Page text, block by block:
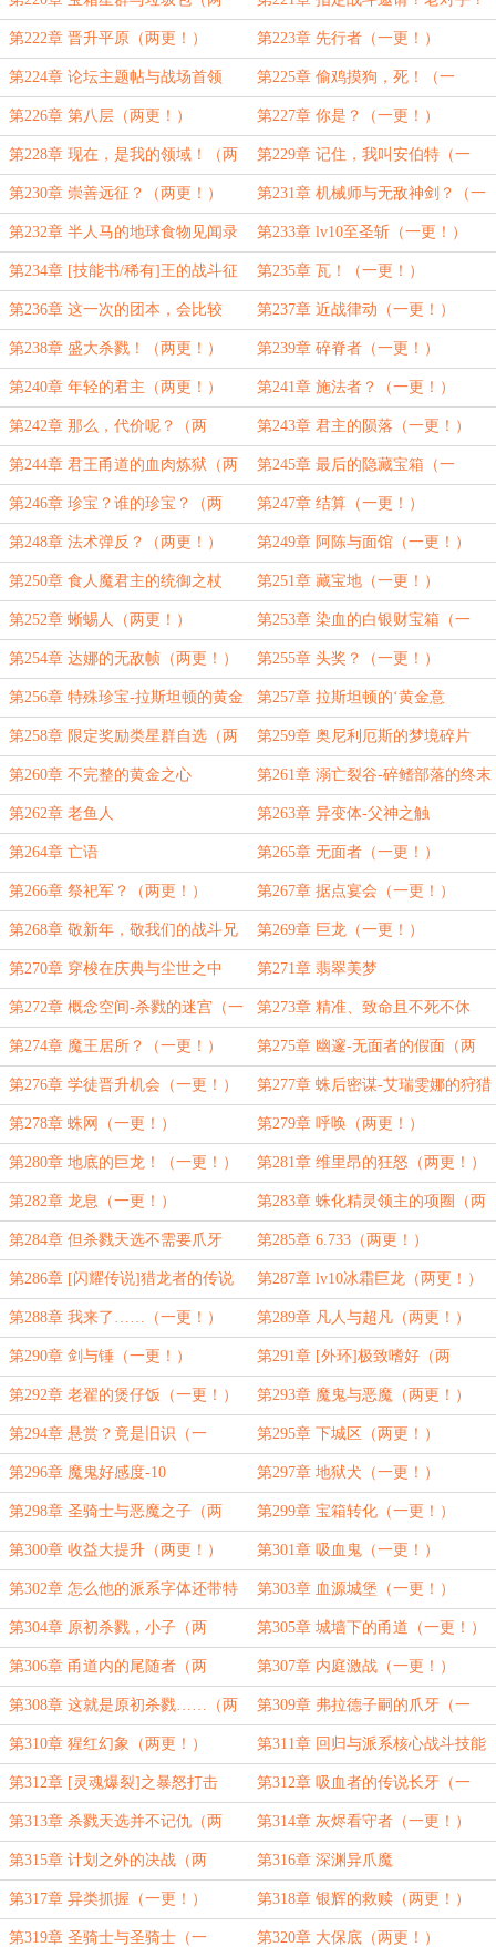
更！） （一更！）
第222章 晋升平原（两更！） 第223章 先行者（一更！）
第224章 论坛主题帖与战场首领
（两更！）
第225章 偷鸡摸狗，死！（一
更！）
第226章 第八层（两更！） 第227章 你是？（一更！）
第228章 现在，是我的领域！（两
更！）
第229章 记住，我叫安伯特（一
更！）
第230章 崇善远征？（两更！） 第231章 机械师与无敌神剑？（一
更！）
第232章 半人马的地球食物见闻录
（两更！）
第233章 lv10至圣斩（一更！）
第234章 [技能书/稀有]王的战斗征
召（两更！）
第235章 瓦！（一更！）
第236章 这一次的团本，会比较
——拥挤……（两更！）
第237章 近战律动（一更！）
第238章 盛大杀戮！（两更！） 第239章 碎脊者（一更！）
第240章 年轻的君主（两更！） 第241章 施法者？（一更！）
第242章 那么，代价呢？（两
更！）
第243章 君主的陨落（一更！）
第244章 君王甬道的血肉炼狱（两
更！）
第245章 最后的隐藏宝箱（一
更！）
第246章 珍宝？谁的珍宝？（两
更！）
第247章 结算（一更！）
第248章 法术弹反？（两更！） 第249章 阿陈与面馆（一更！）
第250章 食人魔君主的统御之杖
（两更！）
第251章 藏宝地（一更！）
第252章 蜥蜴人（两更！） 第253章 染血的白银财宝箱（一
更！）
第254章 达娜的无敌帧（两更！） 第255章 头奖？（一更！）
第256章 特殊珍宝-拉斯坦顿的黄金
之心(两更！)
第257章 拉斯坦顿的‘黄金意
志’（一更！）
第258章 限定奖励类星群自选（两
更！）
第259章 奥尼利厄斯的梦境碎片
第260章 不完整的黄金之心 第261章 溺亡裂谷-碎鳍部落的终末
祭礼
第262章 老鱼人 第263章 异变体-父神之触
第264章 亡语 第265章 无面者（一更！）
第266章 祭祀军？（两更！） 第267章 据点宴会（一更！）
第268章 敬新年，敬我们的战斗兄
弟（两更！）
第269章 巨龙（一更！）
第270章 穿梭在庆典与尘世之中
（两更！）
第271章 翡翠美梦
第272章 概念空间-杀戮的迷宫（一
更！）
第273章 精准、致命且不死不休
（两更！）
第274章 魔王居所？（一更！） 第275章 幽邃-无面者的假面（两
更！）
第276章 学徒晋升机会（一更！） 第277章 蛛后密谋-艾瑞雯娜的狩猎
剧场（两更！）
第278章 蛛网（一更！） 第279章 呼唤（两更！）
第280章 地底的巨龙！（一更！） 第281章 维里昂的狂怒（两更！）
第282章 龙息（一更！） 第283章 蛛化精灵领主的项圈（两
更！）
第284章 但杀戮天选不需要爪牙
（一更！）
第285章 6.733（两更！）
第286章 [闪耀传说]猎龙者的传说
战斧（一更！）
第287章 lv10冰霜巨龙（两更！）
第288章 我来了……（一更！） 第289章 凡人与超凡（两更！）
第290章 剑与锤（一更！） 第291章 [外环]极致嗜好（两
更！）
第292章 老翟的煲仔饭（一更！） 第293章 魔鬼与恶魔（两更！）
第294章 悬赏？竟是旧识（一
更！）
第295章 下城区（两更！）
第296章 魔鬼好感度-10 第297章 地狱犬（一更！）
第298章 圣骑士与恶魔之子（两
更！）
第299章 宝箱转化（一更！）
第300章 收益大提升（两更！） 第301章 吸血鬼（一更！）
第302章 怎么他的派系字体还带特
效（两更！）
第303章 血源城堡（一更！）
第304章 原初杀戮，小子（两
更！）
第305章 城墙下的甬道（一更！）
第306章 甬道内的尾随者（两
更！）
第307章 内庭激战（一更！）
第308章 这就是原初杀戮……（两
更！）
第309章 弗拉德子嗣的爪牙（一
更！）
第310章 猩红幻象（两更！） 第311章 回归与派系核心战斗技能
（一更！）
第312章 [灵魂爆裂]之暴怒打击
（两更！）
第312章 吸血者的传说长牙（一
更！）
第313章 杀戮天选并不记仇（两
更！）
第314章 灰烬看守者（一更！）
第315章 计划之外的决战（两
更！）
第316章 深渊异爪魔
第317章 异类抓握（一更！） 第318章 银辉的救赎（两更！）
第319章 圣骑士与圣骑士（一 第320章 大保底（两更！）